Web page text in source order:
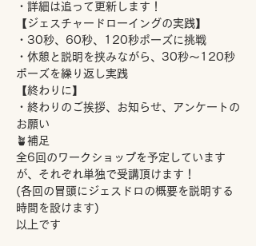
・詳細は追って更新します！
【ジェスチャードローイングの実践】
・30秒、60秒、120秒ポーズに挑戦
・休憩と説明を挟みながら、30秒〜120秒
ポーズを繰り返し実践
【終わりに】
・終わりのご挨拶、お知らせ、アンケートの
お願い
🪴補足
全6回のワークショップを予定しています
が、それぞれ単独で受講頂けます！
(各回の冒頭にジェスドロの概要を説明する
時間を設けます)
以上です